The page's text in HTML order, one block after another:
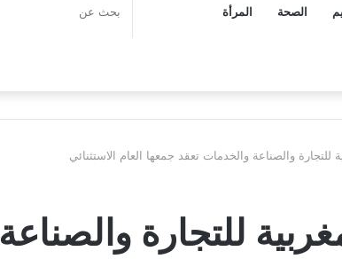
الصحة المرأة
للتجارة والصناعة والخدمات تعقد جمعها العام الاستثنائي
للتجارة والصناعة